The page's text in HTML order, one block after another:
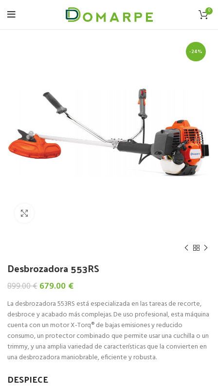
0
-24%
Desbrozadora 553RS
899.00€El
original
era:
899.00 €.
679.00 €El
actual
es:
679.00 €.
La desbrozadora 553RS está especializada en las tareas de recorte,
desbroce y acabado más complejas. De uso profesional, esta máquina
cuenta con un motor X-Torq® de bajas emisiones y reducido
consumo, un protector combinado que permite usar una cuchilla o un
trimmy, y una amplia variedad de características que la convierten en
una desbrozadora maniobrable, eficiente y robusta.
DESPIECE